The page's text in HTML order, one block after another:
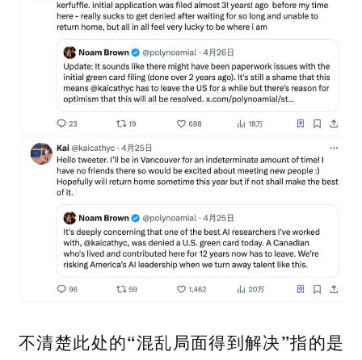
不清楚此处的“混乱局面得到解决”指的是